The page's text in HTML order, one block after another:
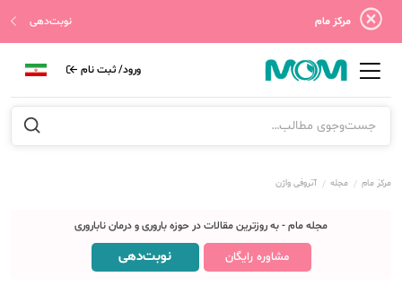
مرکز مام نوبت‌دهی
ورود/ ثبت نام
مرکز مام مجله آتروفی واژن
مجله مام - به روزترین مقالات در حوزه باروری و درمان ناباروری
مشاوره رایگان نوبت‌دهی